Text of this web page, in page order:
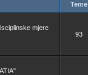
Teme
mjere
93